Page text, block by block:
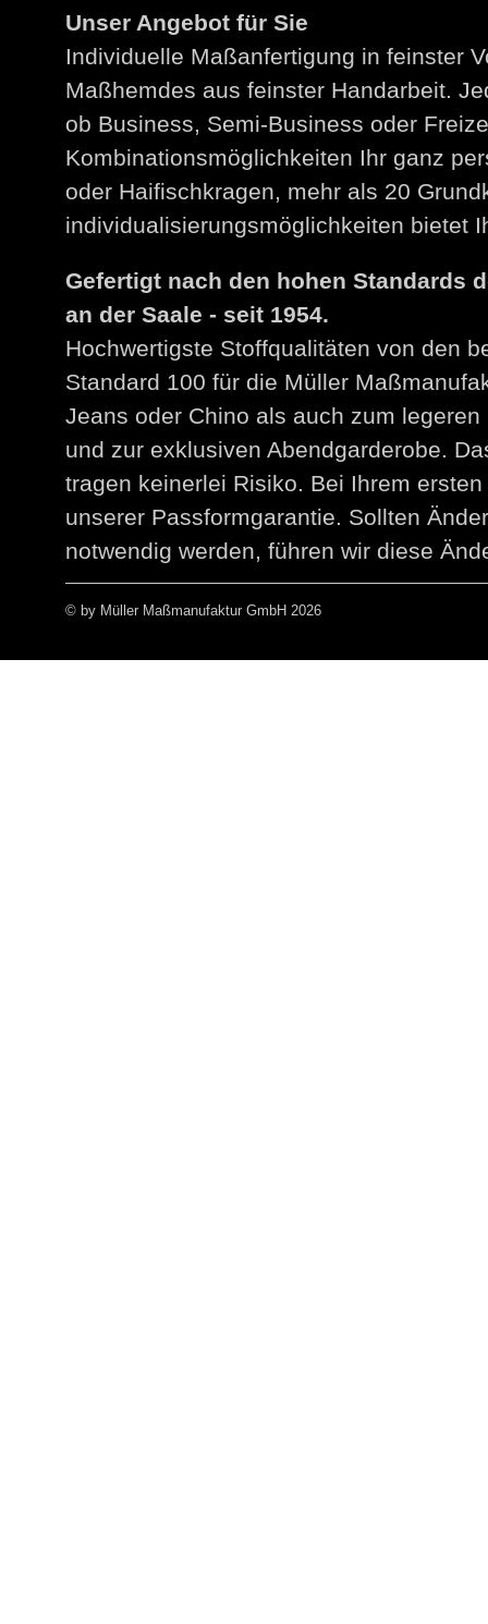
Unser Angebot für Sie
Individuelle Maßanfertigung in feinster
Maßhemdes aus feinster Handarbeit.
ob Business, Semi-Business oder
Kombinationsmöglichkeiten Ihr ganz
oder Haifischkragen, mehr als 20
individualisierungsmöglichkeiten bietet
Gefertigt nach den hohen Standards
an der Saale - seit 1954.
Hochwertigste Stoffqualitäten von den
Standard 100 für die Müller
Jeans oder Chino als auch zum
und zur exklusiven Abendgarderobe.
tragen keinerlei Risiko. Bei Ihrem
unserer Passformgarantie. Sollten
notwendig werden, führen wir diese
© by Müller Maßmanufaktur GmbH 2026